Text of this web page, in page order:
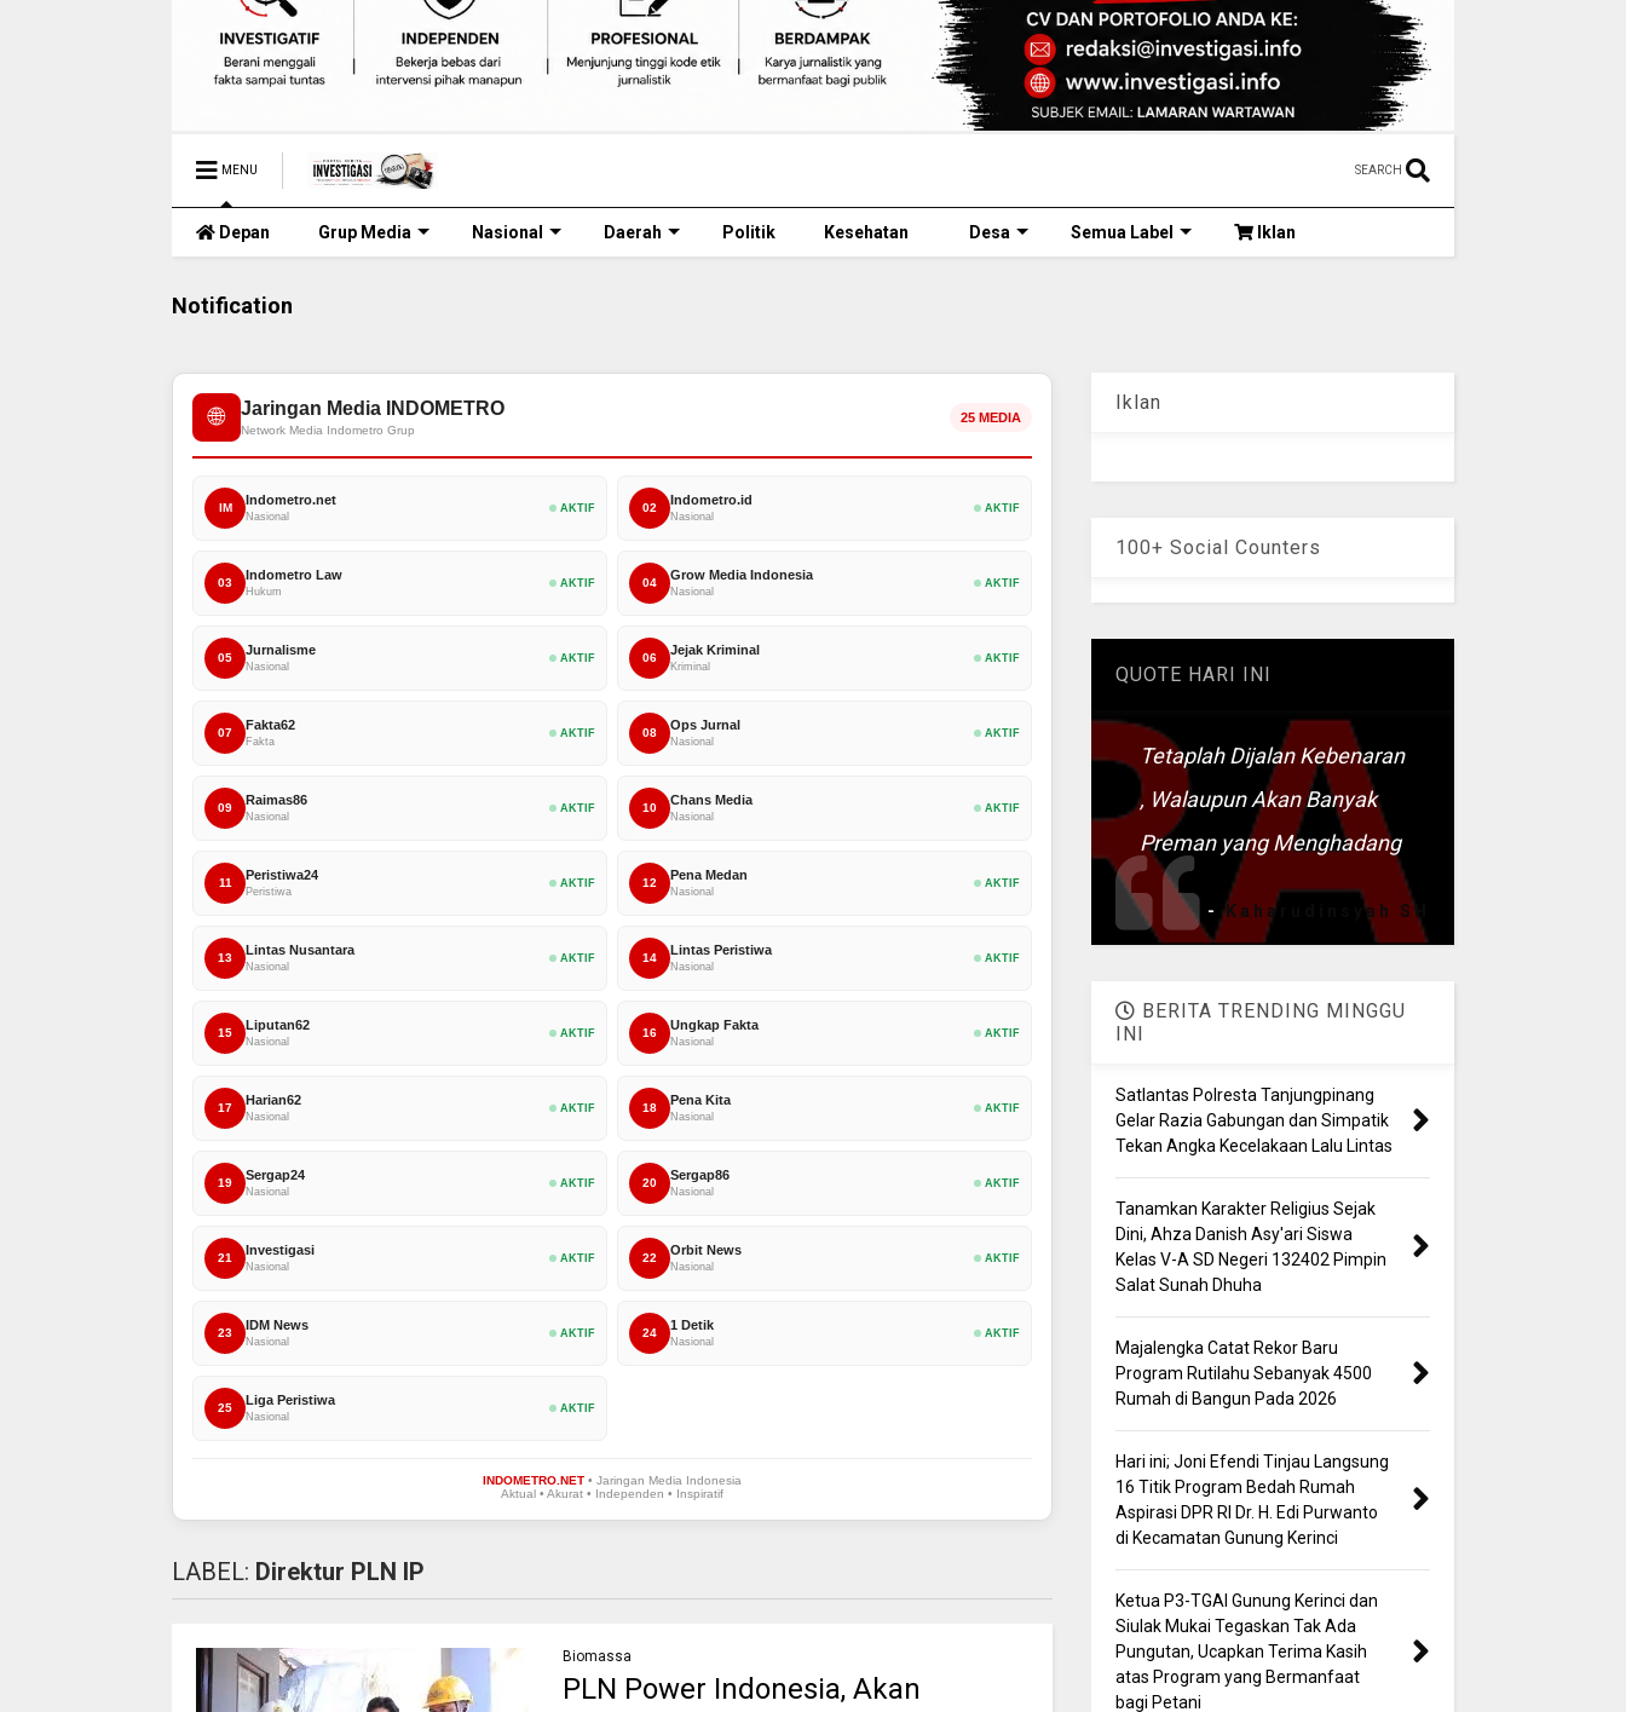
MENU SEARCH
Depan Grup Media Nasional Daerah Politik Kesehatan Desa Semua Label Iklan
Notification
🌐 Jaringan Media INDOMETRO
Network Media Indometro Grup
25 MEDIA
IM
Indometro.net
Nasional
AKTIF 02
Indometro.id
Nasional
AKTIF
03
Indometro Law
Hukum
AKTIF 04
Grow Media Indonesia
Nasional
AKTIF
05
Jurnalisme
Nasional
AKTIF 06
Jejak Kriminal
Kriminal
AKTIF
07
Fakta62
Fakta
AKTIF 08
Ops Jurnal
Nasional
AKTIF
09
Raimas86
Nasional
AKTIF 10
Chans Media
Nasional
AKTIF
11
Peristiwa24
Peristiwa
AKTIF 12
Pena Medan
Nasional
AKTIF
13
Lintas Nusantara
Nasional
AKTIF 14
Lintas Peristiwa
Nasional
AKTIF
15
Liputan62
Nasional
AKTIF 16
Ungkap Fakta
Nasional
AKTIF
17
Harian62
Nasional
AKTIF 18
Pena Kita
Nasional
AKTIF
19
Sergap24
Nasional
AKTIF 20
Sergap86
Nasional
AKTIF
21
Investigasi
Nasional
AKTIF 22
Orbit News
Nasional
AKTIF
23
IDM News
Nasional
AKTIF 24
1 Detik
Nasional
AKTIF
25
Liga Peristiwa
Nasional
AKTIF
INDOMETRO.NET • Jaringan Media Indonesia
Aktual • Akurat • Independen • Inspiratif
LABEL: Direktur PLN IP
Biomassa
PLN Power Indonesia, Akan
Iklan
100+ Social Counters
QUOTE HARI INI
Tetaplah Dijalan Kebenaran
, Walaupun Akan Banyak
Preman yang Menghadang
-Kaharudinsyah SH
BERITA TRENDING MINGGU
INI
Satlantas Polresta Tanjungpinang
Gelar Razia Gabungan dan Simpatik
Tekan Angka Kecelakaan Lalu Lintas
Tanamkan Karakter Religius Sejak
Dini, Ahza Danish Asy'ari Siswa
Kelas V-A SD Negeri 132402 Pimpin
Salat Sunah Dhuha
Majalengka Catat Rekor Baru
Program Rutilahu Sebanyak 4500
Rumah di Bangun Pada 2026
Hari ini; Joni Efendi Tinjau Langsung
16 Titik Program Bedah Rumah
Aspirasi DPR RI Dr. H. Edi Purwanto
di Kecamatan Gunung Kerinci
Ketua P3-TGAI Gunung Kerinci dan
Siulak Mukai Tegaskan Tak Ada
Pungutan, Ucapkan Terima Kasih
atas Program yang Bermanfaat
bagi Petani